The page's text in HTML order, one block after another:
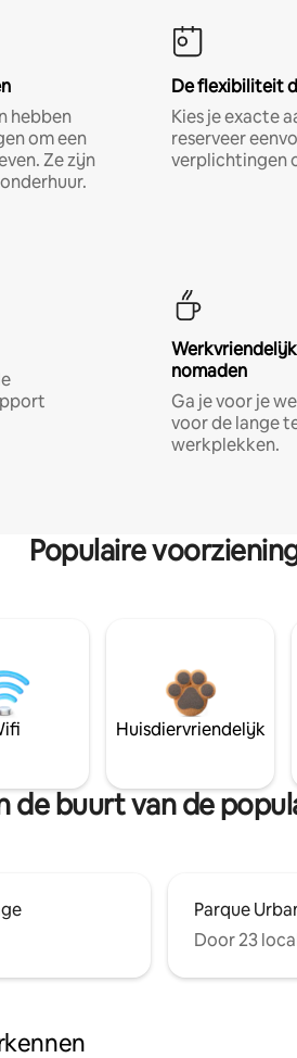
hebben
om een
Ze zijn
De flexibiliteit
Kies je exacte
reserveer
verplichtingen
nomaden
Ga je voor je
voor de lange
werkplekken.
Populaire
Huisdiervriendelijk
de buurt van de
Parque
Door 23